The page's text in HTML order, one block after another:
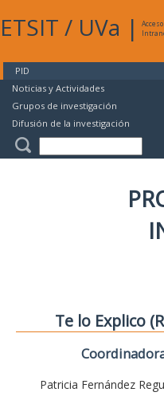
ETSIT / UVa |
Acceso
PID
Noticias y Actividades
Grupos de investigación
Difusión de la investigación
Te lo Explico
Patricia Fernández